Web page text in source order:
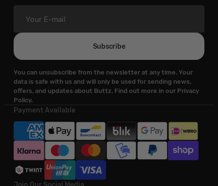
mail
Subscribe
You can unsubscribe from the newsletter at any time. Your
data is safe with us and will only be used for sending news,
offers, and updates about Buttz. Find out more in our Privacy
Policy.
Payment Available